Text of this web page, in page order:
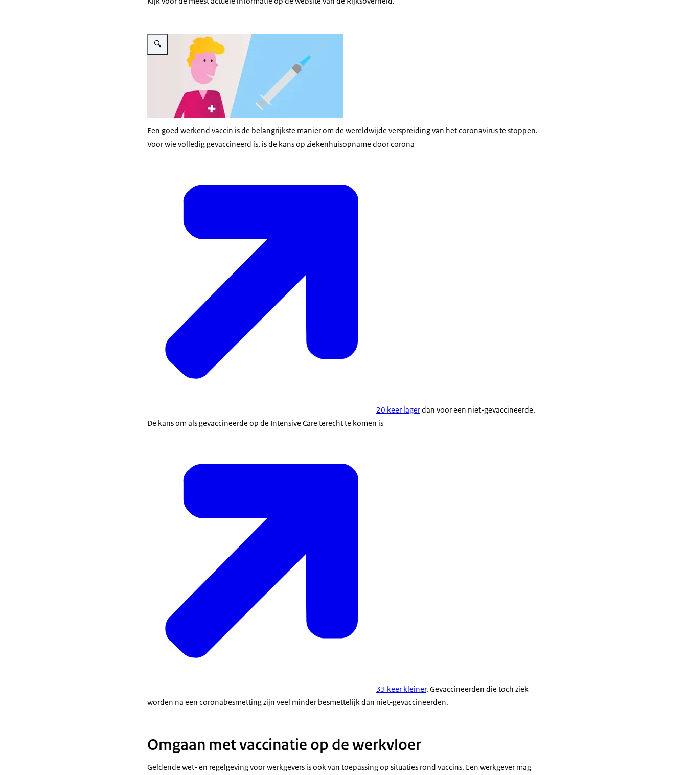
Vergroot afbeelding Illustratie van een verpleegkundige en een injectienaald
Een goed werkend vaccin is de belangrijkste manier om de wereldwijde verspreiding van het coronavirus te stoppen.
Voor wie volledig gevaccineerd is, is de kans op ziekenhuisopname door corona
20 keer lagerdan voor een niet-gevaccineerde.
De kans om als gevaccineerde op de Intensive Care terecht te komen is
33 keer kleiner. Gevaccineerden die toch ziek
worden na een coronabesmetting zijn veel minder besmettelijk dan niet-gevaccineerden.
Omgaan met vaccinatie op de werkvloer
Geldende wet- en regelgeving voor werkgevers is ook van toepassing op situaties rond vaccins. Een werkgever mag